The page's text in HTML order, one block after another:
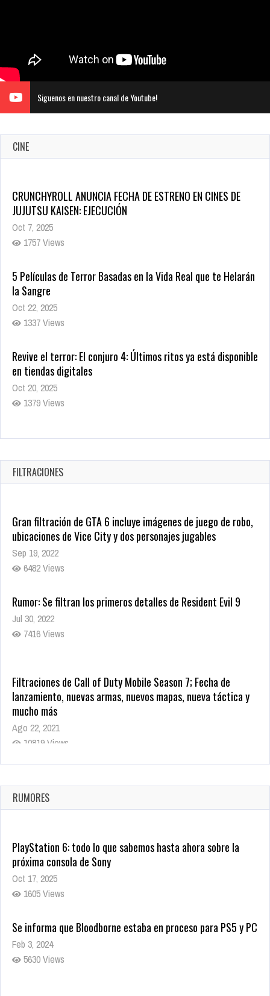
Siguenos en nuestro canal de Youtube!
CINE
CRUNCHYROLL ANUNCIA FECHA DE ESTRENO EN CINES DE
JUJUTSU KAISEN: EJECUCIÓN
Oct 7, 2025
1757 Views
5 Películas de Terror Basadas en la Vida Real que te Helarán
la Sangre
Oct 22, 2025
1337 Views
Revive el terror: El conjuro 4: Últimos ritos ya está disponible
en tiendas digitales
Oct 20, 2025
1379 Views
Warner Bros. lleva a las tiendas digitales su racha de
Oct 17, 2025
1435 Views
FILTRACIONES
Gran filtración de GTA 6 incluye imágenes de juego de robo,
ubicaciones de Vice City y dos personajes jugables
Sep 19, 2022
6482 Views
Rumor: Se filtran los primeros detalles de Resident Evil 9
Jul 30, 2022
7416 Views
Filtraciones de Call of Duty Mobile Season 7; Fecha de
lanzamiento, nuevas armas, nuevos mapas, nueva táctica y
mucho más
Ago 22, 2021
10819 Views
La configuración de Call of Duty 2021 aparentemente ya fue
Ago 8, 2021
10004 Views
RUMORES
PlayStation 6: todo lo que sabemos hasta ahora sobre la
próxima consola de Sony
Oct 17, 2025
1605 Views
Se informa que Bloodborne estaba en proceso para PS5 y PC
Feb 3, 2024
5630 Views